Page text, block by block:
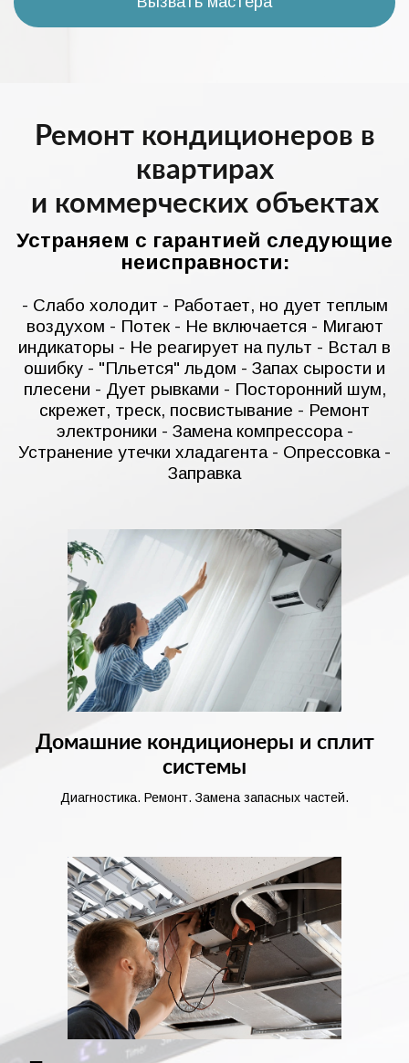
Ремонт кондиционеров в
квартирах
и коммерческих объектах
Устраняем с гарантией следующие
неисправности:
- Слабо холодит - Работает, но дует теплым
воздухом - Потек - Не включается - Мигают
индикаторы - Не реагирует на пульт - Встал в
ошибку - "Пльется" льдом - Запах сырости и
плесени - Дует рывками - Посторонний шум,
скрежет, треск, посвистывание - Ремонт
электроники - Замена компрессора -
Устранение утечки хладагента - Опрессовка -
Заправка
Домашние кондиционеры и сплит
системы
Диагностика. Ремонт. Замена запасных частей.